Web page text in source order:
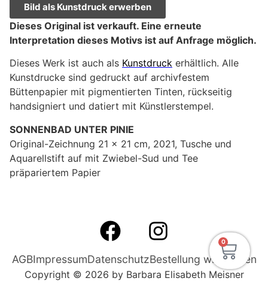
Bild als Kunstdruck erwerben
Dieses Original ist verkauft. Eine erneute
Interpretation dieses Motivs ist auf Anfrage möglich.
Dieses Werk ist auch als Kunstdruck erhältlich. Alle
Kunstdrucke sind gedruckt auf archivfestem
Büttenpapier mit pigmentierten Tinten, rückseitig
handsigniert und datiert mit Künstlerstempel.
SONNENBAD UNTER PINIE
Original-Zeichnung 21 x 21 cm, 2021, Tusche und
Aquarellstift auf mit Zwiebel-Sud und Tee
präpariertem Papier
Copyright © 2026 by Barbara Elisabeth Meisner
AGBImpressumDatenschutzBestellung widerrufen
0